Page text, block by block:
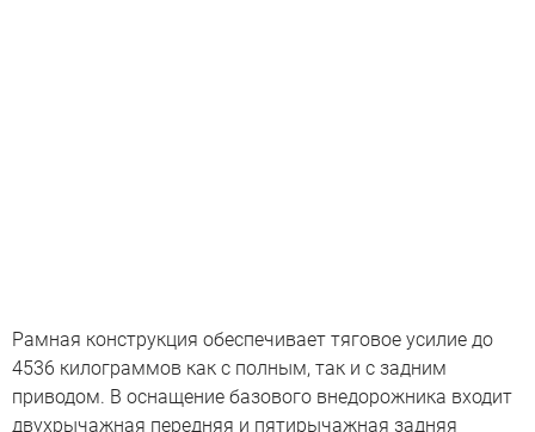
Рамная конструкция обеспечивает тяговое усилие до
4536 килограммов как с полным, так и с задним
приводом. В оснащение базового внедорожника входит
двухрычажная передняя и пятирычажная задняя